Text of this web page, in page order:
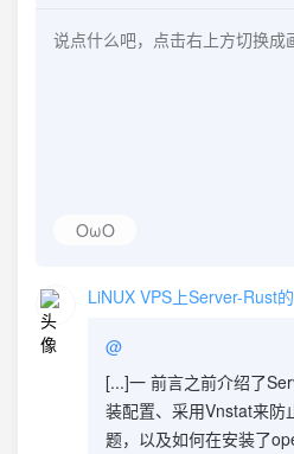
OωO
@
[...]一 前言之前介绍了
装配置、采用Vnstat来防
题，以及如何在安装了